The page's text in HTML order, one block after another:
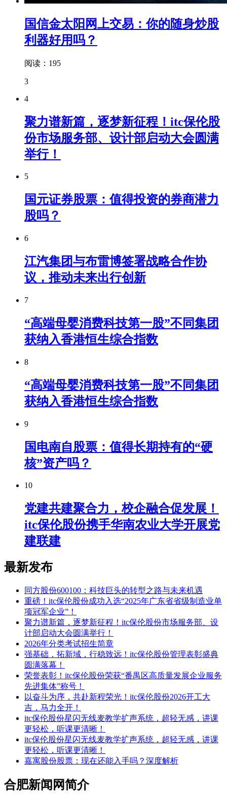
国信金太阳网上交易：你的随身炒股
利器好用吗？
阅读：195
3
4
聚力谱新篇，逐梦新征程！itc保伦股
份市场服务部、设计部启动大会圆满
举行！
5
国元证券股票：值得投资的券商潜力
股吗？
6
江汽集团与布雷博签署战略合作协
议，推动未来出行创新
7
“高端母婴消费科技第一股”不同集团
获纳入香港恒生综合指数
8
“高端母婴消费科技第一股”不同集团
获纳入香港恒生综合指数
9
国电南自股票：值得长期持有的“硬
核”资产吗？
10
党建共建聚合力，校企融合促发展！
itc保伦股份携手华南农业大学开展党
建联建
最新发布
同方股份600100：科技巨头的转型之路与未来机遇
重磅！itc保伦股份成功入选“2025年广东省省级制造业单
项冠军企业”！
聚力谱新篇，逐梦新征程！itc保伦股份市场服务部、设
计部启动大会圆满举行！
2026年分类考试招生简章
强基础，拓新域，行稳致远！itc保伦股份管理表彰盛典
圆满落幕！
荣誉表彰！itc保伦股份荣获“番禺区高质量发展企业服务
先进集体”称号！
以奋斗为序，共赴新程荣光！itc保伦股份2026开工大
吉，马力全开！
itc保伦股份星闪无线麦教学扩声系统，超轻无感，讲课
更轻松，听课更清晰！
itc保伦股份星闪无线麦教学扩声系统，超轻无感，讲课
更轻松，听课更清晰！
嘉寓股份股票：现在还能入手吗？深度解析
合肥新闻网简介